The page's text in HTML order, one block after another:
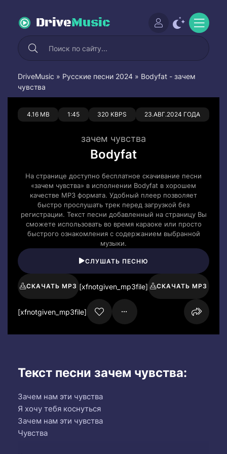
DriveMusic
DriveMusic » Русские песни 2024 » Bodyfat - зачем
чувства
4.16 MB 1:45 320 KBPS 23.АВГ.2024 ГОДА
0 0
зачем чувства
Bodyfat
На странице доступно бесплатное скачивание песни
«зачем чувства» в исполнении Bodyfat в хорошем
качестве MP3 формата. Удобный плеер позволяет
быстро прослушать трек перед загрузкой без
регистрации. Текст песни добавленный на страницу Вы
сможете использовать во время караоке или просто
быстрого ознакомления с содержанием выбранной
музыки.
СЛУШАТЬ ПЕСНЮ
СКАЧАТЬ MP3 [xfnotgiven_mp3file] СКАЧАТЬ MP3
[xfnotgiven_mp3file]
Текст песни зачем чувства:
Зачем нам эти чувства
Я хочу тебя коснуться
Зачем нам эти чувства
Чувства